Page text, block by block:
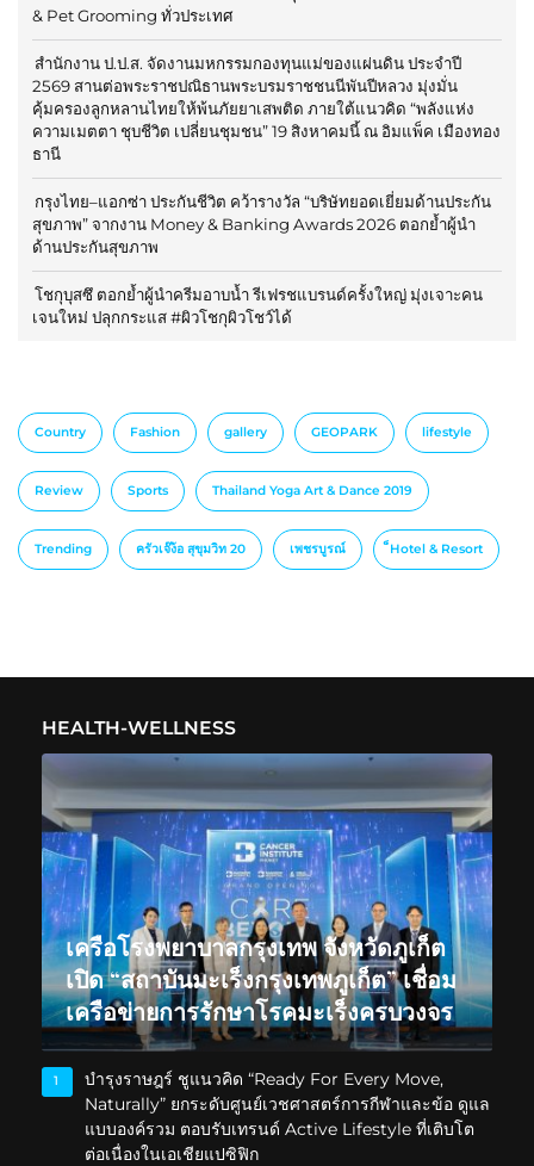
& Pet Grooming ทั่วประเทศ
สำนักงาน ป.ป.ส. จัดงานมหกรรมกองทุนแม่ของแผ่นดิน ประจำปี
2569 สานต่อพระราชปณิธานพระบรมราชชนนีพันปีหลวง มุ่งมั่น
คุ้มครองลูกหลานไทยให้พ้นภัยยาเสพติด ภายใต้แนวคิด “พลังแห่ง
ความเมตตา ชุบชีวิต เปลี่ยนชุมชน” 19 สิงหาคมนี้ ณ อิมแพ็ค เมืองทอง
ธานี
กรุงไทย–แอกซ่า ประกันชีวิต คว้ารางวัล “บริษัทยอดเยี่ยมด้านประกัน
สุขภาพ” จากงาน Money & Banking Awards 2026 ตอกย้ำผู้นำ
ด้านประกันสุขภาพ
โชกุบุสซึ ตอกย้ำผู้นำครีมอาบน้ำ รีเฟรชแบรนด์ครั้งใหญ่ มุ่งเจาะคน
เจนใหม่ ปลุกกระแส #ผิวโชกุผิวโชว์ได้
Country Fashion gallery GEOPARK lifestyle
Review Sports Thailand Yoga Art & Dance 2019
Trending ครัวเจ๊ง้อ สุขุมวิท 20 เพชรบูรณ์ ็Hotel & Resort
HEALTH-WELLNESS
เครือโรงพยาบาลกรุงเทพ จังหวัดภูเก็ต
เปิด “สถาบันมะเร็งกรุงเทพภูเก็ต” เชื่อม
เครือข่ายการรักษาโรคมะเร็งครบวงจร
1
บำรุงราษฎร์ ชูแนวคิด “Ready For Every Move,
Naturally” ยกระดับศูนย์เวชศาสตร์การกีฬาและข้อ ดูแล
แบบองค์รวม ตอบรับเทรนด์ Active Lifestyle ที่เติบโต
ต่อเนื่องในเอเชียแปซิฟิก